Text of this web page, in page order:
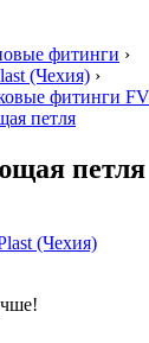
фитинги ›
(Чехия) ›
фитинги
петля
петля
(Чехия)